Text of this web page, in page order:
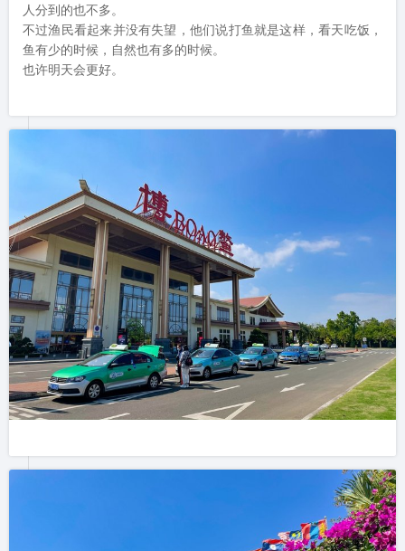
人分到的也不多。
不过渔民看起来并没有失望，他们说打鱼就是这样，看天吃饭，
鱼有少的时候，自然也有多的时候。
也许明天会更好。